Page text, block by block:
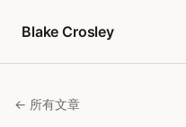
Blake Crosley
← 所有文章